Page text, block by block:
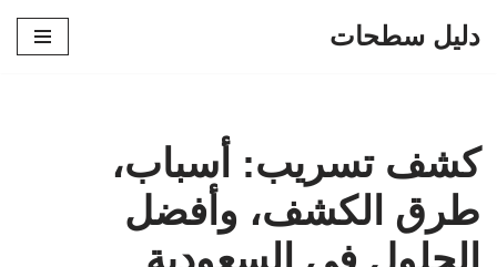
دليل سطحات
كشف تسريب: أسباب،
طرق الكشف، وأفضل